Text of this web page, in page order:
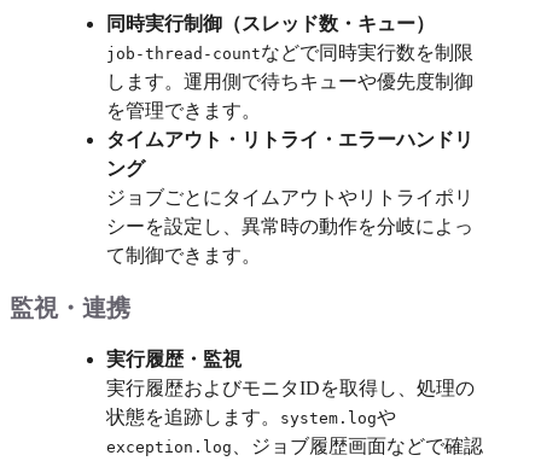
同時実行制御（スレッド数・キュー）
job-thread-countなどで同時実行数を制限
します。運用側で待ちキューや優先度制御
を管理できます。
タイムアウト・リトライ・エラーハンドリ
ング
ジョブごとにタイムアウトやリトライポリ
シーを設定し、異常時の動作を分岐によっ
て制御できます。
監視・連携
実行履歴・監視
実行履歴およびモニタIDを取得し、処理の
状態を追跡します。
system.logや
exception.log
、ジョブ履歴画面などで確認